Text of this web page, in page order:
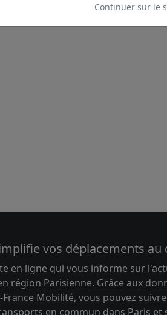
vos déplacements au
en ligne qui vous informe sur
région Parisienne. Grâce aux
Mobilité, vous pouvez
en commun dans Paris et
Continuer sur le